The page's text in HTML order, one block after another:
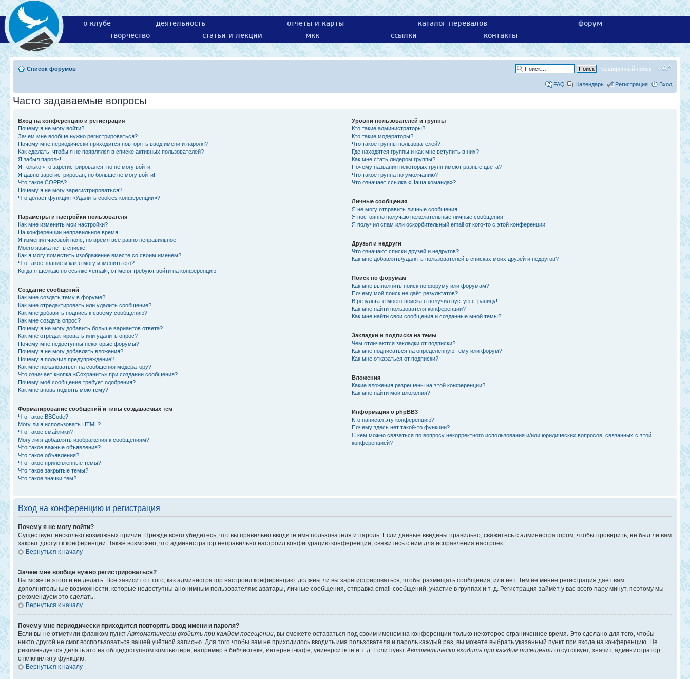
о клубе деятельность отчеты и карты каталог перевалов
форум
творчество
статьи и лекции мкк ссылки контакты
Список форумов Расширенный поиск
FAQ Календарь Регистрация Вход
Часто задаваемые вопросы
Вход на конференцию и регистрация
Почему я не могу войти?
Зачем мне вообще нужно регистрироваться?
Почему мне периодически приходится повторять ввод имени и пароля?
Как сделать, чтобы я не появлялся в списке активных пользователей?
Я забыл пароль!
Я только что зарегистрировался, но не могу войти!
Я давно зарегистрирован, но больше не могу войти!
Что такое COPPA?
Почему я не могу зарегистрироваться?
Что делает функция «Удалить cookies конференции»?
Параметры и настройки пользователя
Как мне изменить мои настройки?
На конференции неправильное время!
Я изменил часовой пояс, но время всё равно неправильное!
Моего языка нет в списке!
Как я могу поместить изображение вместе со своим именем?
Что такое звание и как я могу изменить его?
Когда я щёлкаю по ссылке «email», от меня требуют войти на конференцию!
Создание сообщений
Как мне создать тему в форуме?
Как мне отредактировать или удалить сообщение?
Как мне добавить подпись к своему сообщению?
Как мне создать опрос?
Почему я не могу добавить больше вариантов ответа?
Как мне отредактировать или удалить опрос?
Почему мне недоступны некоторые форумы?
Почему я не могу добавлять вложения?
Почему я получил предупреждение?
Как мне пожаловаться на сообщения модератору?
Что означает кнопка «Сохранить» при создании сообщения?
Почему моё сообщение требует одобрения?
Как мне вновь поднять мою тему?
Форматирование сообщений и типы создаваемых тем
Что такое BBCode?
Могу ли я использовать HTML?
Что такое смайлики?
Могу ли я добавлять изображения к сообщениям?
Что такое важные объявления?
Что такое объявления?
Что такое прилепленные темы?
Что такое закрытые темы?
Что такое значки тем?
Уровни пользователей и группы
Кто такие администраторы?
Кто такие модераторы?
Что такое группы пользователей?
Где находятся группы и как мне вступить в них?
Как мне стать лидером группы?
Почему названия некоторых групп имеют разные цвета?
Что такое группа по умолчанию?
Что означает ссылка «Наша команда»?
Личные сообщения
Я не могу отправить личные сообщения!
Я постоянно получаю нежелательные личные сообщения!
Я получил спам или оскорбительный email от кого-то с этой конференции!
Друзья и недруги
Что означают списки друзей и недругов?
Как мне добавлять/удалять пользователей в списках моих друзей и недругов?
Поиск по форумам
Как мне выполнить поиск по форуму или форумам?
Почему мой поиск не даёт результатов?
В результате моего поиска я получил пустую страницу!
Как мне найти пользователя конференции?
Как мне найти свои сообщения и созданные мной темы?
Закладки и подписка на темы
Чем отличаются закладки от подписки?
Как мне подписаться на определённую тему или форум?
Как мне отказаться от подписки?
Вложения
Какие вложения разрешены на этой конференции?
Как мне найти мои вложения?
Информация о phpBB3
Кто написал эту конференцию?
Почему здесь нет такой-то функции?
С кем можно связаться по вопросу некорректного использования и/или юридических вопросов, связанных с этой
конференцией?
Вход на конференцию и регистрация
Почему я не могу войти?
Существует несколько возможных причин. Прежде всего убедитесь, что вы правильно вводите имя пользователя и пароль. Если данные введены правильно, свяжитесь с администратором, чтобы проверить, не был ли вам
закрыт доступ к конференции. Также возможно, что администратор неправильно настроил конфигурацию конференции, свяжитесь с ним для исправления настроек.
Вернуться к началу
Зачем мне вообще нужно регистрироваться?
Вы можете этого и не делать. Всё зависит от того, как администратор настроил конференцию: должны ли вы зарегистрироваться, чтобы размещать сообщения, или нет. Тем не менее регистрация даёт вам
дополнительные возможности, которые недоступны анонимным пользователям: аватары, личные сообщения, отправка email-сообщений, участие в группах и т. д. Регистрация займёт у вас всего пару минут, поэтому мы
рекомендуем это сделать.
Вернуться к началу
Почему мне периодически приходится повторять ввод имени и пароля?
Если вы не отметили флажком пункт Автоматически входить при каждом посещении , вы сможете оставаться под своим именем на конференции только некоторое ограниченное время. Это сделано для того, чтобы
никто другой не смог воспользоваться вашей учётной записью. Для того чтобы вам не приходилось вводить имя пользователя и пароль каждый раз, вы можете выбрать указанный пункт при входе на конференцию. Не
рекомендуется делать это на общедоступном компьютере, например в библиотеке, интернет-кафе, университете и т. д. Если пункт Автоматически входить при каждом посещении отсутствует, значит, администратор
отключил эту функцию.
Вернуться к началу